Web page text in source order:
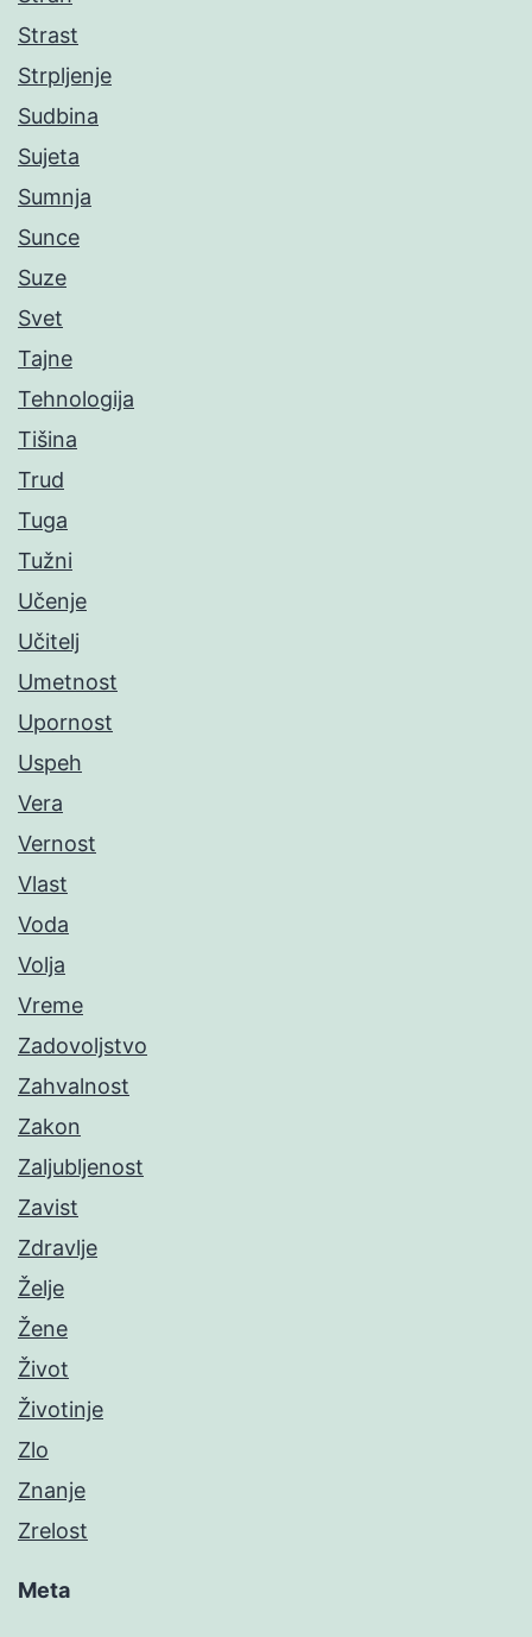
Strast
Strpljenje
Sudbina
Sujeta
Sumnja
Sunce
Suze
Svet
Tajne
Tehnologija
Tišina
Trud
Tuga
Tužni
Učenje
Učitelj
Umetnost
Upornost
Uspeh
Vera
Vernost
Vlast
Voda
Volja
Vreme
Zadovoljstvo
Zahvalnost
Zakon
Zaljubljenost
Zavist
Zdravlje
Želje
Žene
Život
Životinje
Zlo
Znanje
Zrelost
Meta